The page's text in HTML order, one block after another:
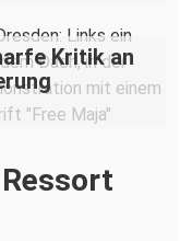
Kritik an